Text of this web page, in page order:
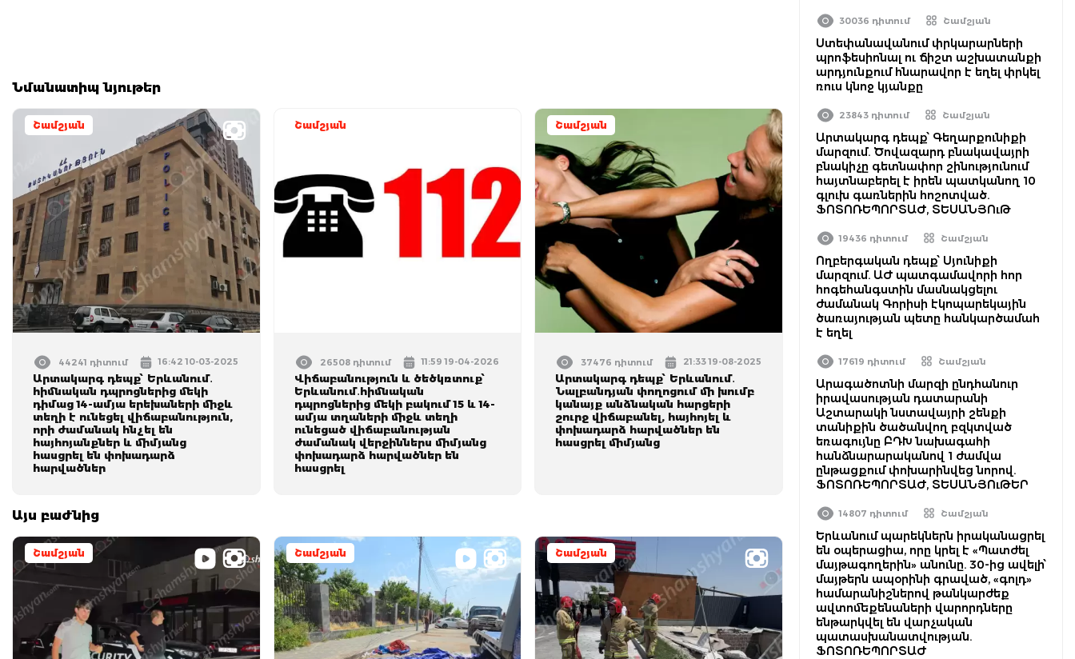
Նմանատիպ նյութեր
Շամշյան
44241 դիտում 16:42 10-03-2025
Արտակարգ դեպք՝ Երևանում․
հիմնական դպրոցներից մեկի
դիմաց 14-ամյա երեխաների միջև
տեղի է ունեցել վիճաբանություն,
որի ժամանակ հնչել են
հայհոյանքներ և միմյանց
հասցրել են փոխադարձ
հարվածներ
Շամշյան
26508 դիտում 11:59 19-04-2026
Վիճաբանություն և ծեծկռտուք՝
Երևանում․հիմնական
դպրոցներից մեկի բակում 15 և 14-
ամյա տղաների միջև տեղի
ունեցած վիճաբանության
ժամանակ վերջիններս միմյանց
փոխադարձ հարվածներ են
հասցրել
Շամշյան
37476 դիտում 21:33 19-08-2025
Արտակարգ դեպք՝ Երևանում․
Նալբանդյան փողոցում մի խումբ
կանայք անձնական հարցերի
շուրջ վիճաբանել, հայհոյել և
փոխադարձ հարվածներ են
հասցրել միմյանց
Այս բաժնից
Շամշյան Շամշյան Շամշյան
30036 դիտում Շամշյան
Ստեփանավանում փրկարարների
պրոֆեսիոնալ ու ճիշտ աշխատանքի
արդյունքում հնարավոր է եղել փրկել
ռուս կնոջ կյանքը
23843 դիտում Շամշյան
Արտակարգ դեպք՝ Գեղարքունիքի
մարզում. Ծովազարդ բնակավայրի
բնակիչը գետնափոր շինությունում
հայտնաբերել է իրեն պատկանող 10
գլուխ գառներին հոշոտված.
ՖՈՏՈՌԵՊՈՐՏԱԺ, ՏԵՍԱՆՅՈւԹ
19436 դիտում Շամշյան
Ողբերգական դեպք՝ Սյունիքի
մարզում. ԱԺ պատգամավորի հոր
հոգեհանգստին մասնակցելու
ժամանակ Գորիսի էկոպարեկային
ծառայության պետը հանկարծամահ
է եղել
17619 դիտում Շամշյան
Արագածոտնի մարզի ընդհանուր
իրավասության դատարանի
Աշտարակի նստավայրի շենքի
տանիքին ծածանվող բզկտված
եռագույնը ԲԴԽ նախագահի
հանձնարարականով 1 ժամվա
ընթացքում փոխարինվեց նորով.
ՖՈՏՈՌԵՊՈՐՏԱԺ, ՏԵՍԱՆՅՈւԹԵՐ
14807 դիտում Շամշյան
Երևանում պարեկներն իրականացրել
են օպերացիա, որը կրել է «Պատժել
մայթագողերին» անունը. 30-ից ավելի՝
մայթերն ապօրինի գրաված, «գոլդ»
համարանիշներով թանկարժեք
ավտոմեքենաների վարորդները
ենթարկվել են վարչական
պատասխանատվության.
ՖՈՏՈՌԵՊՈՐՏԱԺ